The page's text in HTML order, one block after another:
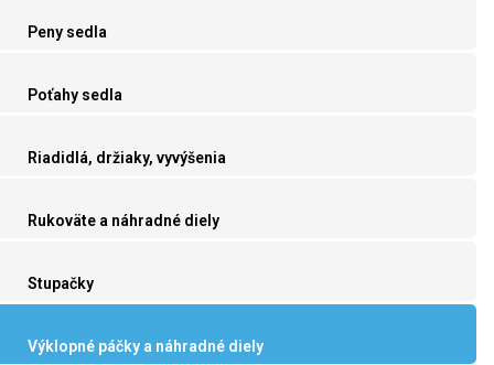
Peny sedla
Poťahy sedla
Riadidlá, držiaky, vyvýšenia
Rukoväte a náhradné diely
Stupačky
Výklopné páčky a náhradné diely